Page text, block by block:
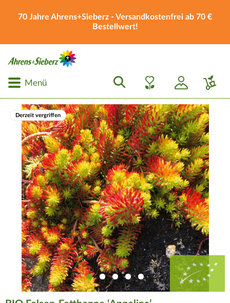
70 Jahre Ahrens+Sieberz - Versandkostenfrei ab 70 €
Bestellwert!
Menü
Derzeit vergriffen